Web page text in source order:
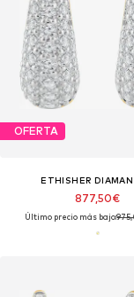
OFERTA
ETHISHER
877,50€
Último precio más bajo: